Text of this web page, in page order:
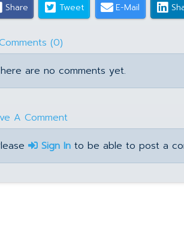
Share Tweet E-Mail
(0)
are no comments yet.
A Comment
Sign In to be able to post a